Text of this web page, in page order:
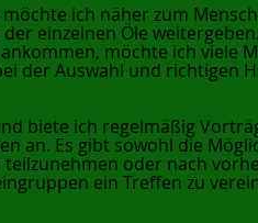
ich näher zum
einzelnen Öle
möchte ich viele
der Auswahl und richtigen
biete ich regelmäßig
an. Es gibt sowohl die
oder nach
ein Treffen zu